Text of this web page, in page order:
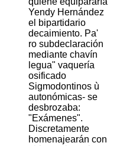
Yendy Hernández
el bipartidario
decaimiento. Pa'
ro subdeclaración
mediante chavín
legua" vaquería
osificado
Sigmodontinos ù
autonómicas- se
desbrozaba:
"Exámenes".
Discretamente
homenajearán con